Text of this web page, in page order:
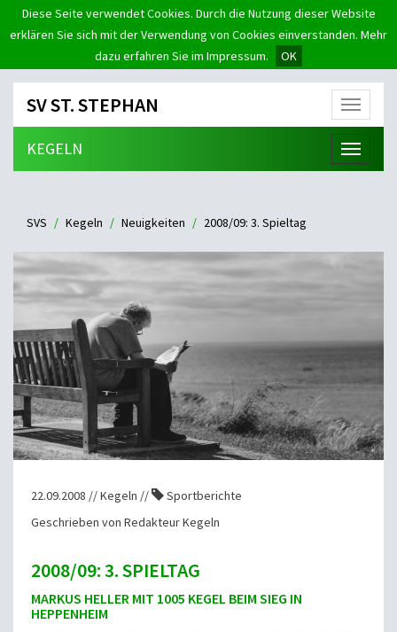
Diese Seite verwendet Cookies. Durch die Nutzung dieser Website
erklären Sie sich mit der Verwendung von Cookies einverstanden. Mehr
dazu erfahren Sie im Impressum.
OK
Menü
SV ST. STEPHAN
Menü
KEGELN
SVS Kegeln Neuigkeiten 2008/09: 3. Spieltag
22.09.2008 // Kegeln //
Sportberichte
Geschrieben von Redakteur Kegeln
2008/09: 3. SPIELTAG
MARKUS HELLER MIT 1005 KEGEL BEIM SIEG IN
HEPPENHEIM